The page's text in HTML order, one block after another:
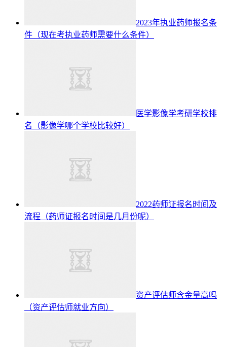
2023年执业药师报名条
件（现在考执业药师需要什么条件）
医学影像学考研学校排
名（影像学哪个学校比较好）
2022药师证报名时间及
流程（药师证报名时间是几月份呢）
资产评估师含金量高吗
（资产评估师就业方向）